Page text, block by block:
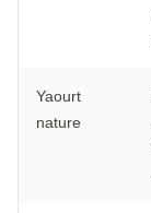
Yaourt
nature